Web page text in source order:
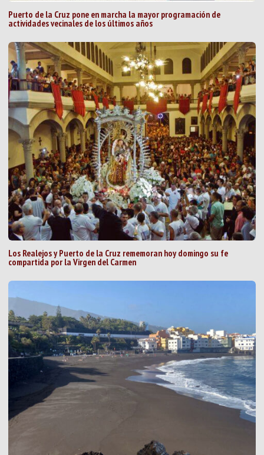
Puerto de la Cruz pone en marcha la mayor programación de
actividades vecinales de los últimos años
Los Realejos y Puerto de la Cruz rememoran hoy domingo su fe
compartida por la Virgen del Carmen